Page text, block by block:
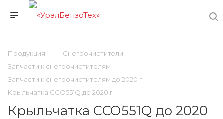
Продукция
Снегоочистители
Запчасти к снегоочистителям
Запчасти к снегоочистителям до 2020 г.
Крыльчатка CСО551Q до 2020 г.
Крыльчатка CСО551Q до 2020